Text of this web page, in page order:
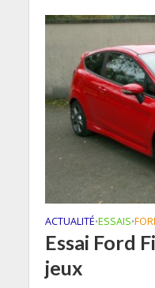
ACTUALITÉ•ESSAIS•
Essai Ford
jeux